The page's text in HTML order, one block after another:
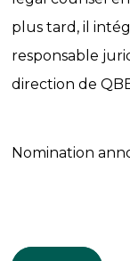
plus tard, il
responsable
direction de
Nomination